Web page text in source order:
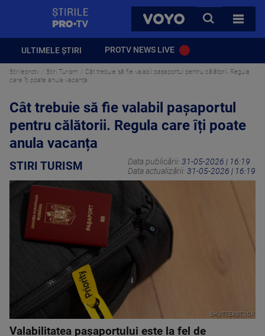
VOYO
CAUTA
TOATE
ULTIMELE ȘTIRI PROTV NEWS LIVE
Stirileprotv Stiri Turism
Cât trebuie să fie valabil pașaportul pentru călătorii. Regula
care îți poate anula vacanța
Cât trebuie să fie valabil pașaportul
pentru călătorii. Regula care îți poate
anula vacanța
STIRI TURISM Data publicării: 31-05-2026 | 16:19
Data actualizării: 31-05-2026 | 16:19
SHUTTERSTOCK
Valabilitatea pașaportului este la fel de